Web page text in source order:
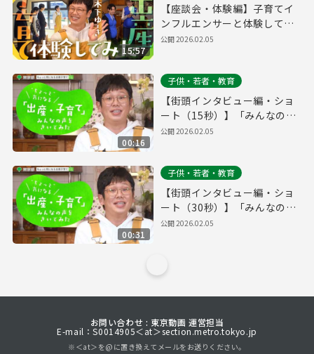
15:57
【座談会・体験編】子育てイ
ンフルエンサーと体験してみ
た
公開2026.02.05
00:16
子供・若者・教育
【街頭インタビュー編・ショ
ート（15秒）】「みんなの声
をきいてみた」
公開2026.02.05
00:31
子供・若者・教育
【街頭インタビュー編・ショ
ート（30秒）】「みんなの声
をきいてみた」
公開2026.02.05
お問い合わせ : 東京動画 運営担当
E-mail：S0014905＜at＞section.metro.tokyo.jp
※＜at＞を@に置き換えてメールをお送りください。